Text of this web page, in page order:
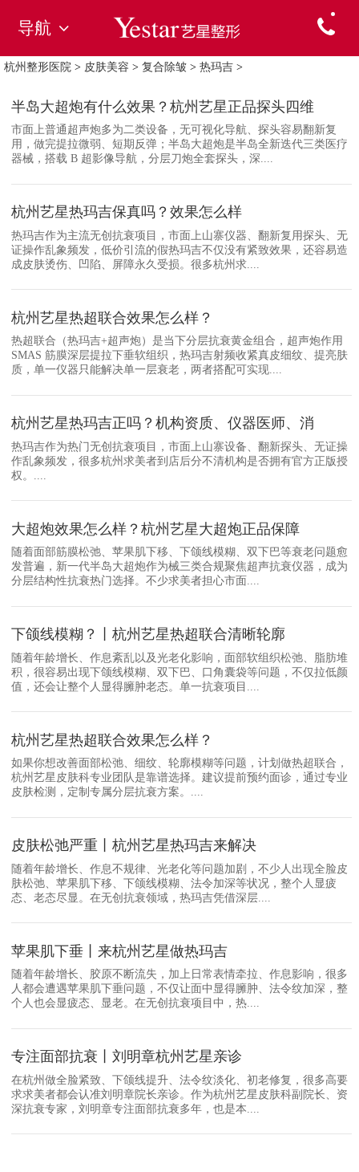
导航
杭州整形医院 > 皮肤美容 > 复合除皱 > 热玛吉 >
半岛大超炮有什么效果？杭州艺星正品探头四维
市面上普通超声炮多为二类设备，无可视化导航、探头容易翻新复
用，做完提拉微弱、短期反弹；半岛大超炮是半岛全新迭代三类医疗
器械，搭载 B 超影像导航，分层刀炮全套探头，深....
杭州艺星热玛吉保真吗？效果怎么样
热玛吉作为主流无创抗衰项目，市面上山寨仪器、翻新复用探头、无
证操作乱象频发，低价引流的假热玛吉不仅没有紧致效果，还容易造
成皮肤烫伤、凹陷、屏障永久受损。很多杭州求....
杭州艺星热超联合效果怎么样？
热超联合（热玛吉+超声炮）是当下分层抗衰黄金组合，超声炮作用
SMAS 筋膜深层提拉下垂软组织，热玛吉射频收紧真皮细纹、提亮肤
质，单一仪器只能解决单一层衰老，两者搭配可实现....
杭州艺星热玛吉正吗？机构资质、仪器医师、消
热玛吉作为热门无创抗衰项目，市面上山寨设备、翻新探头、无证操
作乱象频发，很多杭州求美者到店后分不清机构是否拥有官方正版授
权。....
大超炮效果怎么样？杭州艺星大超炮正品保障
随着面部筋膜松弛、苹果肌下移、下颌线模糊、双下巴等衰老问题愈
发普遍，新一代半岛大超炮作为械三类合规聚焦超声抗衰仪器，成为
分层结构性抗衰热门选择。不少求美者担心市面....
下颌线模糊？丨杭州艺星热超联合清晰轮廓
随着年龄增长、作息紊乱以及光老化影响，面部软组织松弛、脂肪堆
积，很容易出现下颌线模糊、双下巴、口角囊袋等问题，不仅拉低颜
值，还会让整个人显得臃肿老态。单一抗衰项目....
杭州艺星热超联合效果怎么样？
如果你想改善面部松弛、细纹、轮廓模糊等问题，计划做热超联合，
杭州艺星皮肤科专业团队是靠谱选择。建议提前预约面诊，通过专业
皮肤检测，定制专属分层抗衰方案。....
皮肤松弛严重丨杭州艺星热玛吉来解决
随着年龄增长、作息不规律、光老化等问题加剧，不少人出现全脸皮
肤松弛、苹果肌下移、下颌线模糊、法令加深等状况，整个人显疲
态、老态尽显。在无创抗衰领域，热玛吉凭借深层....
苹果肌下垂丨来杭州艺星做热玛吉
随着年龄增长、胶原不断流失，加上日常表情牵拉、作息影响，很多
人都会遭遇苹果肌下垂问题，不仅让面中显得臃肿、法令纹加深，整
个人也会显疲态、显老。在无创抗衰项目中，热....
专注面部抗衰丨刘明章杭州艺星亲诊
在杭州做全脸紧致、下颌线提升、法令纹淡化、初老修复，很多高要
求求美者都会认准刘明章院长亲诊。作为杭州艺星皮肤科副院长、资
深抗衰专家，刘明章专注面部抗衰多年，也是本....